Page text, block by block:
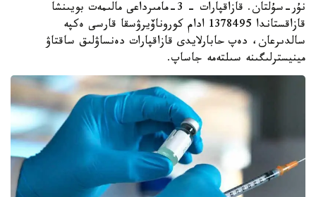
نۇر-سۇلتان. قازاقپارات - 3-مامىرداعى مالىمەت بويىنشا
قازاقستاندا 1378495 ادام كوروناۆيرۋسقا قارسى ەكپە
سالدىرعان، دەپ حابارلايدى قازاقپارات دەنساۋلىق ساقتاۋ
مينيسترلىگىنە سىلتەمە جاساپ.